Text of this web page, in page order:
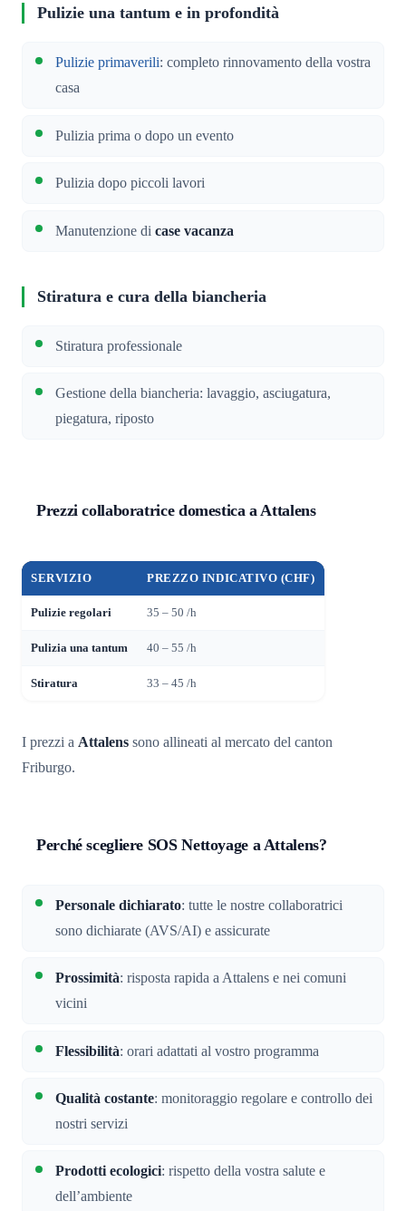
Pulizie una tantum e in profondità
Pulizie primaverili: completo rinnovamento della vostra
casa
Pulizia prima o dopo un evento
Pulizia dopo piccoli lavori
Manutenzione di case vacanza
Stiratura e cura della biancheria
Stiratura professionale
Gestione della biancheria: lavaggio, asciugatura,
piegatura, riposto
Prezzi collaboratrice domestica a Attalens
SERVIZIO PREZZO INDICATIVO (CHF)
Pulizie regolari 35 – 50 /h
Pulizia una tantum 40 – 55 /h
Stiratura 33 – 45 /h
I prezzi a Attalens sono allineati al mercato del canton
Friburgo.
Perché scegliere SOS Nettoyage a Attalens?
Personale dichiarato: tutte le nostre collaboratrici
sono dichiarate (AVS/AI) e assicurate
Prossimità: risposta rapida a Attalens e nei comuni
vicini
Flessibilità: orari adattati al vostro programma
Qualità costante: monitoraggio regolare e controllo dei
nostri servizi
Prodotti ecologici: rispetto della vostra salute e
dell’ambiente